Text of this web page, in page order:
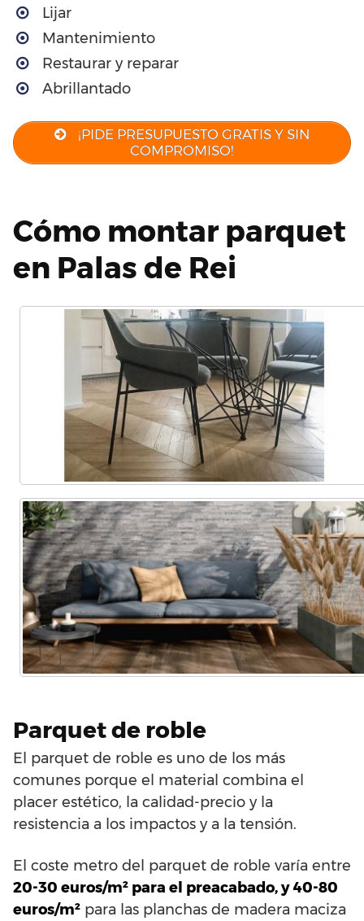
Lijar
Mantenimiento
Restaurar y reparar
Abrillantado
¡PIDE PRESUPUESTO GRATIS Y SIN
COMPROMISO!
Cómo montar parquet
en Palas de Rei
Parquet de roble
El parquet de roble es uno de los más
comunes porque el material combina el
placer estético, la calidad-precio y la
resistencia a los impactos y a la tensión.
El coste metro del parquet de roble varía entre
20-30 euros/m² para el preacabado, y 40-80
euros/m² para las planchas de madera maciza